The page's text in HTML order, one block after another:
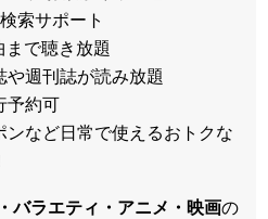
索サポート
まで聴き放題
や週刊誌が読み放題
予約可
ンなど日常で使えるおトクな
バラエティ・アニメ・映画の